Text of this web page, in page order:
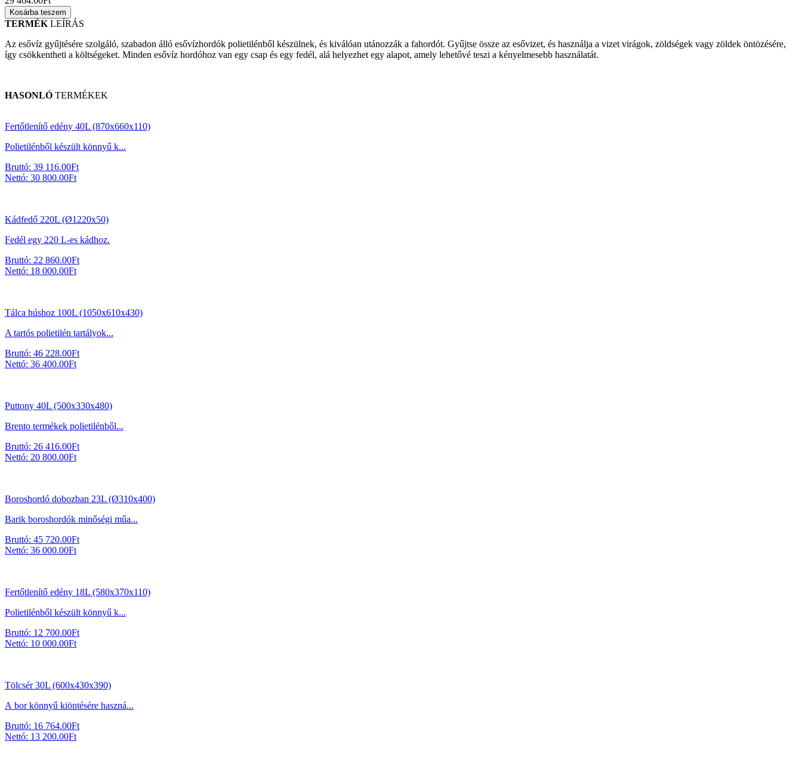
Kosárba teszem
TERMÉK LEÍRÁS
Az esővíz gyűjtésére szolgáló, szabadon álló esővízhordók polietilénből készülnek, és kiválóan utánozzák a fahordót. Gyűjtse össze az esővizet, és használja a vizet virágok, zöldségek vagy zöldek öntözésére,
így csökkentheti a költségeket. Minden esővíz hordóhoz van egy csap és egy fedél, alá helyezhet egy alapot, amely lehetővé teszi a kényelmesebb használatát.
HASONLÓ TERMÉKEK
Fertőtlenítő edény 40L (870x660x110)
Polietilénből készült könnyű k...
Bruttó: 39 116.00Ft
Nettó: 30 800.00Ft
Kádfedő 220L (Ø1220x50)
Fedél egy 220 L-es kádhoz.
Bruttó: 22 860.00Ft
Nettó: 18 000.00Ft
Tálca húshoz 100L (1050x610x430)
A tartós polietilén tartályok...
Bruttó: 46 228.00Ft
Nettó: 36 400.00Ft
Puttony 40L (500x330x480)
Brento termékek polietilénből...
Bruttó: 26 416.00Ft
Nettó: 20 800.00Ft
Boroshordó dobozban 23L (Ø310x400)
Barik boroshordók minőségi műa...
Bruttó: 45 720.00Ft
Nettó: 36 000.00Ft
Fertőtlenítő edény 18L (580x370x110)
Polietilénből készült könnyű k...
Bruttó: 12 700.00Ft
Nettó: 10 000.00Ft
Tölcsér 30L (600x430x390)
A bor könnyű kiöntésére haszná...
Bruttó: 16 764.00Ft
Nettó: 13 200.00Ft